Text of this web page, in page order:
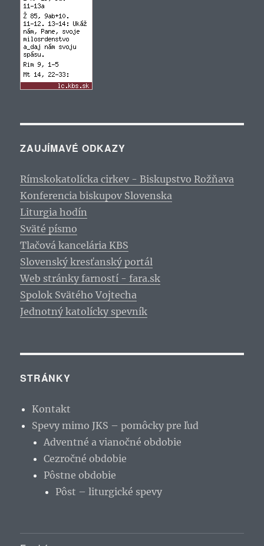
ZAUJÍMAVÉ ODKAZY
Rímskokatolícka cirkev - Biskupstvo Rožňava
Konferencia biskupov Slovenska
Liturgia hodín
Sväté písmo
Tlačová kancelária KBS
Slovenský kresťanský portál
Web stránky farností - fara.sk
Spolok Svätého Vojtecha
Jednotný katolícky spevník
STRÁNKY
Kontakt
Spevy mimo JKS – pomôcky pre ľud
Adventné a vianočné obdobie
Cezročné obdobie
Pôstne obdobie
Pôst – liturgické spevy